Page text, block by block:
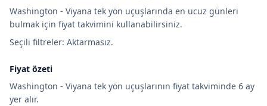
Washington - Viyana tek yön uçuşlarında en ucuz günleri
bulmak için fiyat takvimini kullanabilirsiniz.
Seçili filtreler: Aktarmasız.
Fiyat özeti
Washington - Viyana tek yön uçuşlarının fiyat takviminde 6 ay
yer alır.